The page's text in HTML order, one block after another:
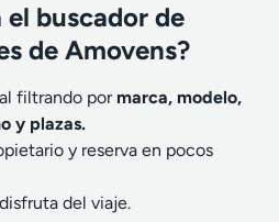
buscador de
de Amovens?
filtrando por marca, modelo,
y plazas.
y reserva en pocos
del viaje.